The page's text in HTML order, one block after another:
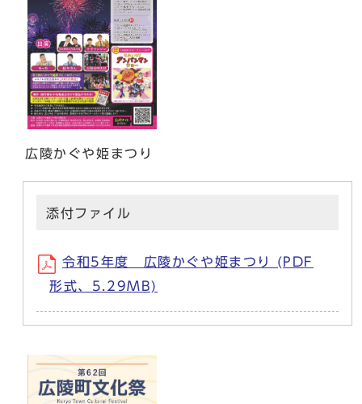
広陵かぐや姫まつり
添付ファイル
令和5年度 広陵かぐや姫まつり (PDF
形式、5.29MB)